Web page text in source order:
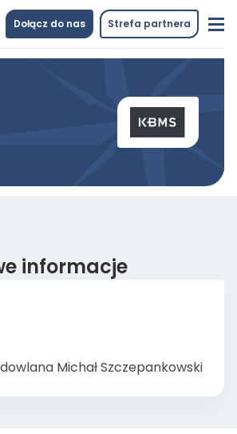
Dołącz do nas Strefa partnera
informacje
Michał Szczepankowski